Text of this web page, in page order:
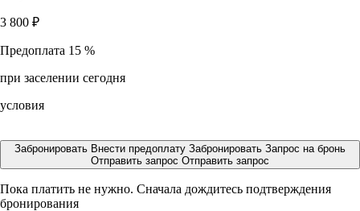
3 800 ₽
Предоплата 15 %
при заселении сегодня
условия
Забронировать Внести предоплату Забронировать Запрос на бронь
Отправить запрос Отправить запрос
Пока платить не нужно. Сначала дождитесь подтверждения
бронирования